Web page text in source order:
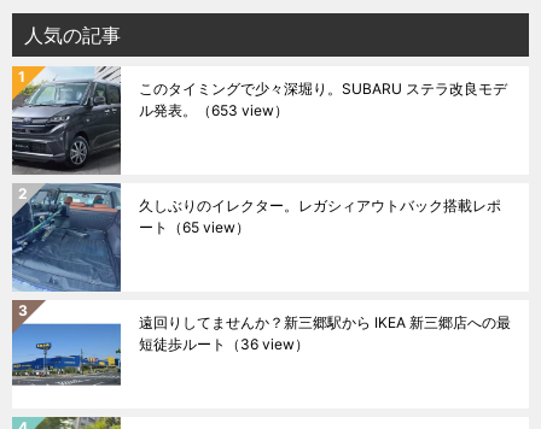
人気の記事
このタイミングで少々深堀り。SUBARU ステラ改良モデ
ル発表。
（653 view）
久しぶりのイレクター。レガシィアウトバック搭載レポ
ート
（65 view）
遠回りしてませんか？新三郷駅から IKEA 新三郷店への最
短徒歩ルート
（36 view）